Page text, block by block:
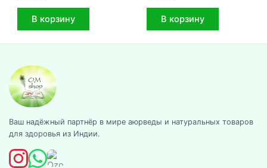
В корзину В корзину
Ваш надёжный партнёр в мире аюрведы и натуральных товаров
для здоровья из Индии.